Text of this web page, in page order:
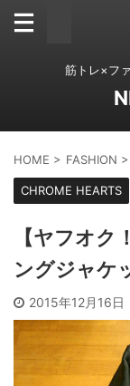
筋トレ×フ
HOME > FASHION >
CHROME HEARTS
【ヤフオク
ングジャケ
2015年12月16日